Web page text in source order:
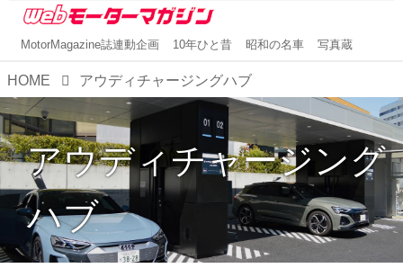
MotorMagazine誌連動企画 10年ひと昔 昭和の名車 写真蔵
HOME アウディチャージングハブ
アウディチャージング
ハブ